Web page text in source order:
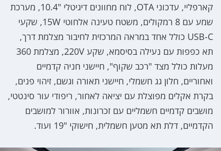
קארפליי, עדכוני OTA, לוח מחוונים דיגיטלי "10.4, מערכת
שמע עם 8 רמקולים, משטח טעינה אלחוטי 15W, שקעי
USB-C כולל אחד במראה המרכזית לחיבור מצלמת דרך,
תא כפפות עם נעילה בסיסמא, שקע 220V, מצלמת 360
מעלות כולל מצד "רכב שקוף", חיישני חניה קדמיים
ואחוריים, חלון גג חשמלי, חיישני תאורה וגשם, זיהוי פנים,
בקרת אקלים מפוצלת עם יציאה לאחור, ריפודי עור סינטטי,
מושבים קדמיים חשמליים עם זכרונות, אוורור למושבים
הקדמיים, דלת תא מטען חשמלית, חישוקי "19 ועוד.